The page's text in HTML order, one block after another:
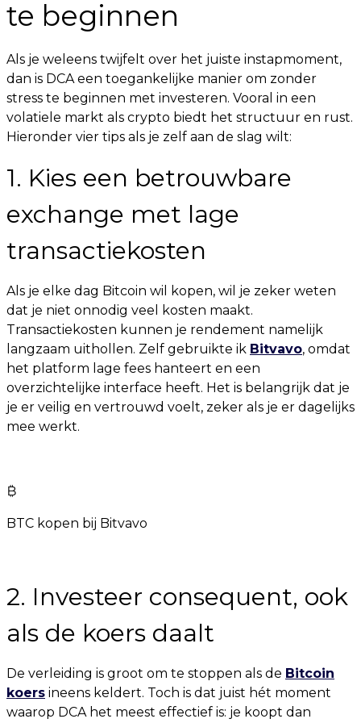
te beginnen
Als je weleens twijfelt over het juiste instapmoment,
dan is DCA een toegankelijke manier om zonder
stress te beginnen met investeren. Vooral in een
volatiele markt als crypto biedt het structuur en rust.
Hieronder vier tips als je zelf aan de slag wilt:
1. Kies een betrouwbare
exchange met lage
transactiekosten
Als je elke dag Bitcoin wil kopen, wil je zeker weten
dat je niet onnodig veel kosten maakt.
Transactiekosten kunnen je rendement namelijk
langzaam uithollen. Zelf gebruikte ik Bitvavo, omdat
het platform lage fees hanteert en een
overzichtelijke interface heeft. Het is belangrijk dat je
je er veilig en vertrouwd voelt, zeker als je er dagelijks
mee werkt.
₿
BTC kopen bij Bitvavo
2. Investeer consequent, ook
als de koers daalt
De verleiding is groot om te stoppen als de Bitcoin
koers ineens keldert. Toch is dat juist hét moment
waarop DCA het meest effectief is: je koopt dan